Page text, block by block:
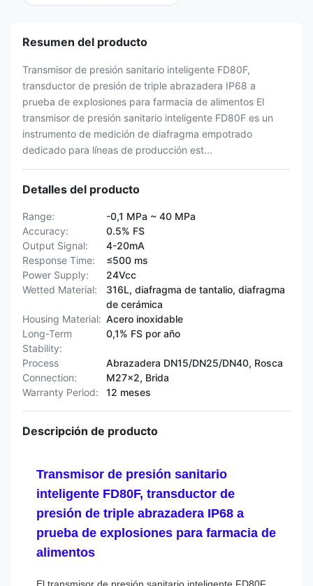
Resumen del producto
Transmisor de presión sanitario inteligente FD80F,
transductor de presión de triple abrazadera IP68 a
prueba de explosiones para farmacia de alimentos El
transmisor de presión sanitario inteligente FD80F es un
instrumento de medición de diafragma empotrado
dedicado para líneas de producción est...
Detalles del producto
Range:
-0,1 MPa ~ 40 MPa
Accuracy:
0.5% FS
Output Signal:
4-20mA
Response Time:
≤500 ms
Power Supply:
24Vcc
Wetted Material:
316L, diafragma de tantalio, diafragma
de cerámica
Housing Material: Acero inoxidable
Long-Term
Stability:
0,1% FS por año
Process
Connection:
Abrazadera DN15/DN25/DN40, Rosca
M27×2, Brida
Warranty Period:
12 meses
Descripción de producto
Transmisor de presión sanitario
inteligente FD80F, transductor de
presión de triple abrazadera IP68 a
prueba de explosiones para farmacia de
alimentos